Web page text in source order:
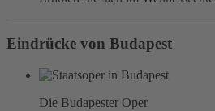
Eindrücke von Budapest
Die Budapester Oper